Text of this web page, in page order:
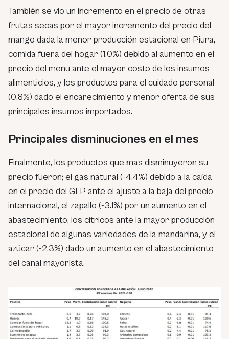
También se vio un incremento en el precio de otras
frutas secas por el mayor incremento del precio del
mango dada la menor producción estacional en Piura,
comida fuera del hogar (1.0%) debido al aumento en el
precio del menu ante el mayor costo de los insumos
alimenticios, y los productos para el cuidado personal
(0.8%) dado el encarecimiento y menor oferta de sus
principales insumos importados.
Principales disminuciones en el mes
Finalmente, los productos que mas disminuyeron su
precio fueron; el gas natural (-4.4%) debido a la caída
en el precio del GLP ante el ajuste a la baja del precio
internacional, el zapallo (-3.1%) por un aumento en el
abastecimiento, los cítricos ante la mayor producción
estacional de algunas variedades de la mandarina, y el
azúcar (-2.3%) dado un aumento en el abastecimiento
del canal mayorista.